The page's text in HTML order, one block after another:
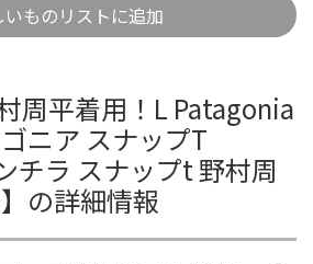
いものリストに追加
周平着用！L Patagonia
ニア スナップT
チラ スナップt 野村周
の詳細情報